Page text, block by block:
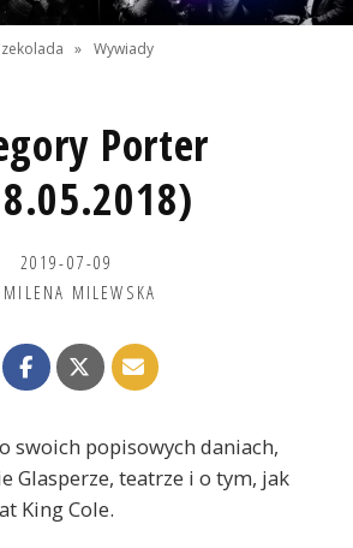
» Wywiady
Porter
2019-07-09
MILENA MILEWSKA
swoich popisowych daniach,
Glasperze, teatrze i o tym, jak
King Cole.